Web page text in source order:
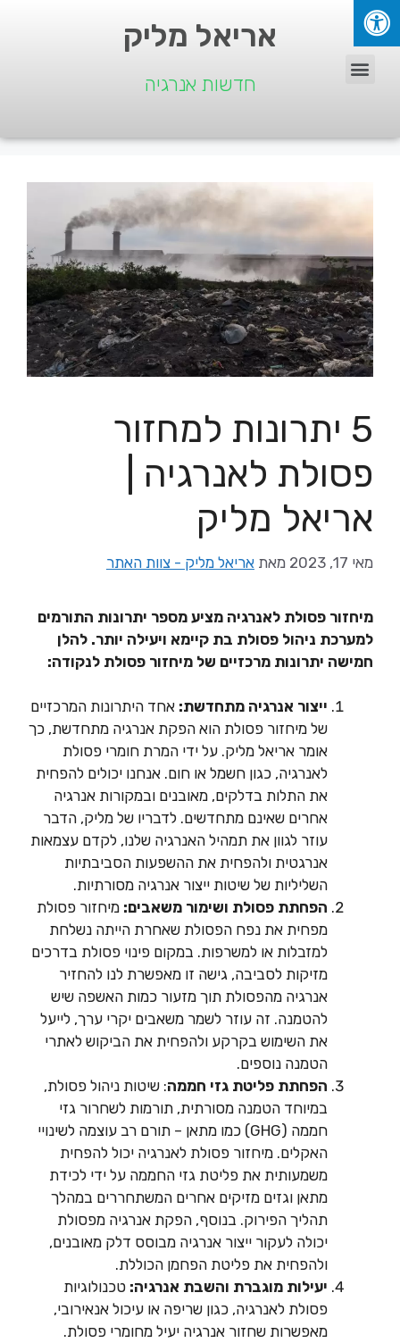
אריאל מליק
חדשות אנרגיה
5 יתרונות למחזור
פסולת לאנרגיה |
אריאל מליק
מאי 17, 2023 מאת אריאל מליק - צוות האתר
מיחזור פסולת לאנרגיה מציע מספר יתרונות התורמים
למערכת ניהול פסולת בת קיימא ויעילה יותר. להלן
חמישה יתרונות מרכזיים של מיחזור פסולת לנקודה:
ייצור אנרגיה מתחדשת: אחד היתרונות המרכזיים
של מיחזור פסולת הוא הפקת אנרגיה מתחדשת, כך
אומר אריאל מליק. על ידי המרת חומרי פסולת
לאנרגיה, כגון חשמל או חום. אנחנו יכולים להפחית
את התלות בדלקים, מאובנים ובמקורות אנרגיה
אחרים שאינם מתחדשים. לדבריו של מליק, הדבר
עוזר לגוון את תמהיל האנרגיה שלנו, לקדם עצמאות
אנרגטית ולהפחית את ההשפעות הסביבתיות
השליליות של שיטות ייצור אנרגיה מסורתיות.
הפחתת פסולת ושימור משאבים: מיחזור פסולת
מפחית את נפח הפסולת שאחרת הייתה נשלחת
למזבלות או למשרפות. במקום פינוי פסולת בדרכים
מזיקות לסביבה, גישה זו מאפשרת לנו להחזיר
אנרגיה מהפסולת תוך מזעור כמות האשפה שיש
להטמנה. זה עוזר לשמר משאבים יקרי ערך, לייעל
את השימוש בקרקע ולהפחית את הביקוש לאתרי
הטמנה נוספים.
הפחתת פליטת גזי חממה: שיטות ניהול פסולת,
במיוחד הטמנה מסורתית, תורמות לשחרור גזי
חממה (GHG) כמו מתאן – תורם רב עוצמה לשינויי
האקלים. מיחזור פסולת לאנרגיה יכול להפחית
משמעותית את פליטת גזי החממה על ידי לכידת
מתאן וגזים מזיקים אחרים המשתחררים במהלך
תהליך הפירוק. בנוסף, הפקת אנרגיה מפסולת
יכולה לעקור ייצור אנרגיה מבוסס דלק מאובנים,
ולהפחית את פליטת הפחמן הכוללת.
יעילות מוגברת והשבת אנרגיה: טכנולוגיות
פסולת לאנרגיה, כגון שריפה או עיכול אנאירובי,
מאפשרות שחזור אנרגיה יעיל מחומרי פסולת.